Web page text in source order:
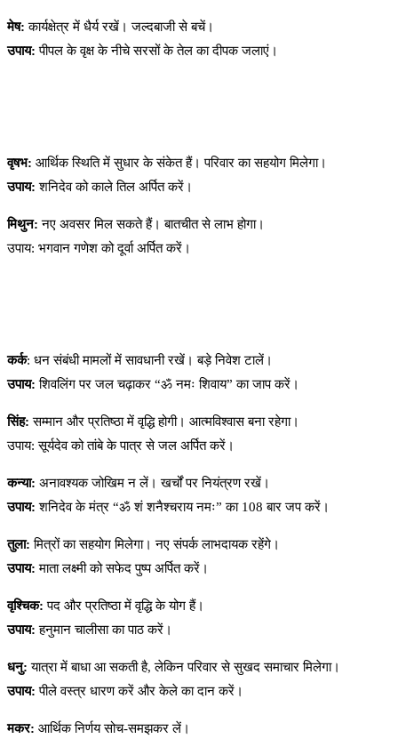
मेष:कार्यक्षेत्र में धैर्य रखें। जल्दबाजी से बचें।
उपाय: पीपल के वृक्ष के नीचे सरसों के तेल का दीपक जलाएं।
वृषभ: आर्थिक स्थिति में सुधार के संकेत हैं। परिवार का सहयोग मिलेगा।
उपाय: शनिदेव को काले तिल अर्पित करें।
मिथुन:नए अवसर मिल सकते हैं। बातचीत से लाभ होगा।
उपाय: भगवान गणेश को दूर्वा अर्पित करें।
कर्क: धन संबंधी मामलों में सावधानी रखें। बड़े निवेश टालें।
उपाय: शिवलिंग पर जल चढ़ाकर “ॐ नमः शिवाय” का जाप करें।
सिंह: सम्मान और प्रतिष्ठा में वृद्धि होगी। आत्मविश्वास बना रहेगा।
उपाय: सूर्यदेव को तांबे के पात्र से जल अर्पित करें।
कन्या: अनावश्यक जोखिम न लें। खर्चों पर नियंत्रण रखें।
उपाय: शनिदेव के मंत्र “ॐ शं शनैश्चराय नमः” का 108 बार जप करें।
तुला: मित्रों का सहयोग मिलेगा। नए संपर्क लाभदायक रहेंगे।
उपाय: माता लक्ष्मी को सफेद पुष्प अर्पित करें।
वृश्चिक: पद और प्रतिष्ठा में वृद्धि के योग हैं।
उपाय: हनुमान चालीसा का पाठ करें।
धनु: यात्रा में बाधा आ सकती है, लेकिन परिवार से सुखद समाचार मिलेगा।
उपाय: पीले वस्त्र धारण करें और केले का दान करें।
मकर: आर्थिक निर्णय सोच-समझकर लें।